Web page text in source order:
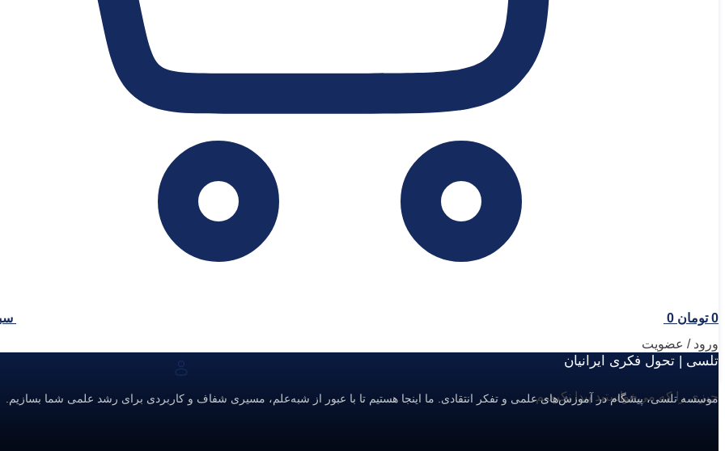
0 تومان 0
ورود / عضویت
چیزی را که می‌خواستید پیدا نکردیم.
تلسی | تحول فکری ایرانیان
موسسه تلسی، پیشگام در آموزش‌های علمی و تفکر انتقادی. ما اینجا هستیم تا با عبور از شبه‌علم، مسیری شفاف و کاربردی برای رشد علمی شما بسازیم.